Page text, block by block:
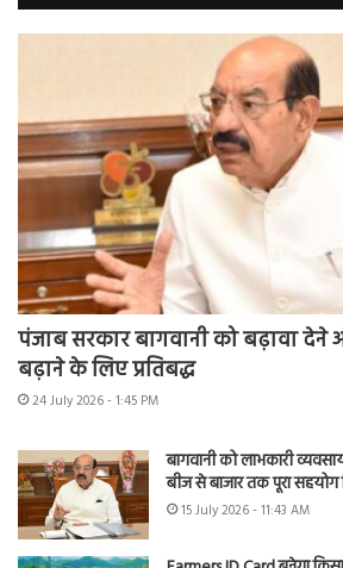
पंजाब सरकार बागवानी को बढ़ावा
बढ़ाने के लिए प्रतिबद्ध
24 July 2026 - 1:45 PM
बागवानी को लाभकारी
बीज से बाजार तक पूरा सहयोग
15 July 2026 - 11:43 AM